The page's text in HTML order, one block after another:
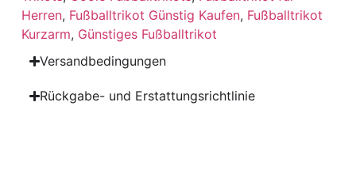
Herren, Fußballtrikot Günstig Kaufen, Fußballtrikot
Kurzarm, Günstiges Fußballtrikot
Versandbedingungen
Rückgabe- und Erstattungsrichtlinie